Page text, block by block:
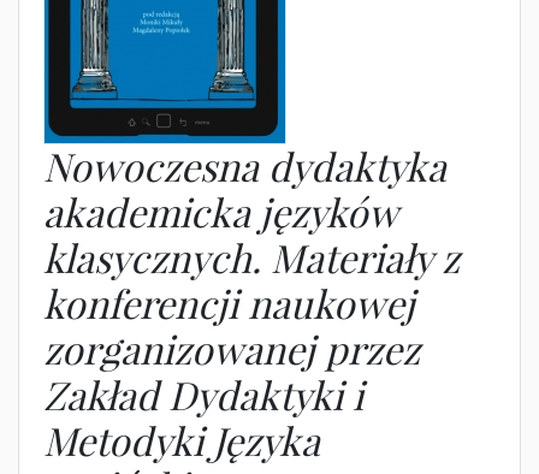
Nowoczesna dydaktyka
akademicka języków
klasycznych. Materiały z
konferencji naukowej
zorganizowanej przez
Zakład Dydaktyki i
Metodyki Języka